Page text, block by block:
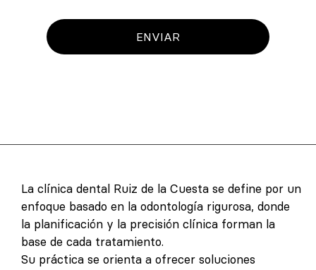
ENVIAR
La clínica dental Ruiz de la Cuesta se define por un
enfoque basado en la odontología rigurosa, donde
la planificación y la precisión clínica forman la
base de cada tratamiento.
Su práctica se orienta a ofrecer soluciones